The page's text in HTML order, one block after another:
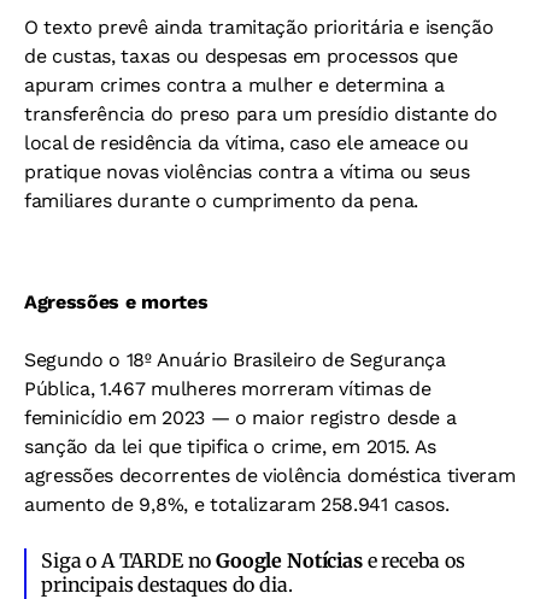
O texto prevê ainda tramitação prioritária e isenção
de custas, taxas ou despesas em processos que
apuram crimes contra a mulher e determina a
transferência do preso para um presídio distante do
local de residência da vítima, caso ele ameace ou
pratique novas violências contra a vítima ou seus
familiares durante o cumprimento da pena.
Agressões e mortes
Segundo o 18º Anuário Brasileiro de Segurança
Pública, 1.467 mulheres morreram vítimas de
feminicídio em 2023 — o maior registro desde a
sanção da lei que tipifica o crime, em 2015. As
agressões decorrentes de violência doméstica tiveram
aumento de 9,8%, e totalizaram 258.941 casos.
Siga o A TARDE noGoogle Notíciase receba os
principais destaques do dia.